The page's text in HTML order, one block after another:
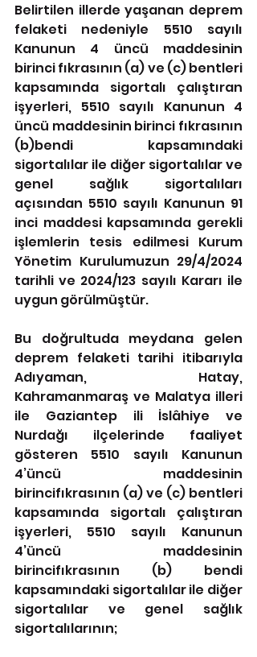
Belirtilen illerde yaşanan deprem
felaketi nedeniyle 5510 sayılı
Kanunun 4 üncü maddesinin
birinci fıkrasının (a) ve (c) bentleri
kapsamında sigortalı çalıştıran
işyerleri, 5510 sayılı Kanunun 4
üncü maddesinin birinci fıkrasının
(b)bendi kapsamındaki
sigortalılar ile diğer sigortalılar ve
genel sağlık sigortalıları
açısından 5510 sayılı Kanunun 91
inci maddesi kapsamında gerekli
işlemlerin tesis edilmesi Kurum
Yönetim Kurulumuzun 29/4/2024
tarihli ve 2024/123 sayılı Kararı ile
uygun görülmüştür.
Bu doğrultuda meydana gelen
deprem felaketi tarihi itibarıyla
Adıyaman, Hatay,
Kahramanmaraş ve Malatya illeri
ile Gaziantep ili İslâhiye ve
Nurdağı ilçelerinde faaliyet
gösteren 5510 sayılı Kanunun
4’üncü maddesinin
birincifıkrasının (a) ve (c) bentleri
kapsamında sigortalı çalıştıran
işyerleri, 5510 sayılı Kanunun
4’üncü maddesinin
birincifıkrasının (b) bendi
kapsamındaki sigortalılar ile diğer
sigortalılar ve genel sağlık
sigortalılarının;